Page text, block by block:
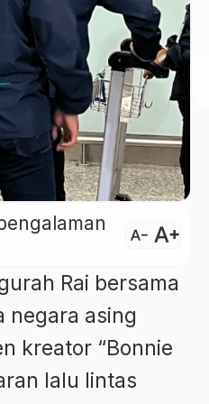
text_decrease text_increase
Rai bersama
negara asing
kreator “Bonnie
lalu lintas